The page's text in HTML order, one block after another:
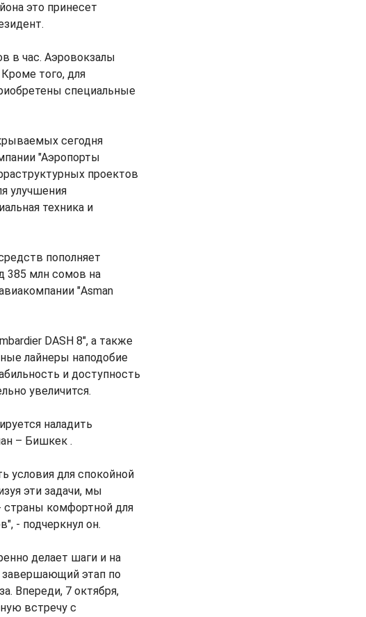
это принесет
в час. Аэровокзалы
того, для
специальные
сегодня
"Аэропорты
проектов
улучшения
техника и
пополняет
385 млн сомов на
"Asman
DASH 8", а также
лайнеры наподобие
и доступность
увеличится.
наладить
– Бишкек .
условия для спокойной
эти задачи, мы
страны комфортной для
- подчеркнул он.
делает шаги и на
завершающий этап по
Впереди, 7 октября,
встречу с